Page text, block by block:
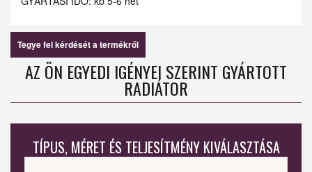
Tegye fel kérdését a termékről
AZ ÖN EGYEDI IGÉNYEI SZERINT GYÁRTOTT
RADIÁTOR
TÍPUS, MÉRET ÉS TELJESÍTMÉNY KIVÁLASZTÁSA